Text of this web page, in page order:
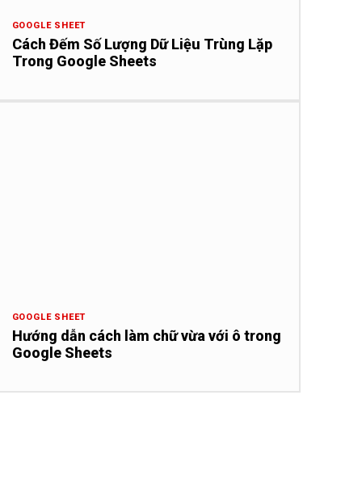
GOOGLE SHEET
Cách Đếm Số Lượng Dữ Liệu Trùng Lặp
Trong Google Sheets
GOOGLE SHEET
Hướng dẫn cách làm chữ vừa với ô trong
Google Sheets